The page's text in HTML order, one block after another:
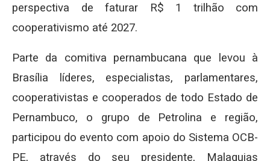
perspectiva de faturar R$ 1 trilhão com
cooperativismo até 2027.
Parte da comitiva pernambucana que levou à
Brasília líderes, especialistas, parlamentares,
cooperativistas e cooperados de todo Estado de
Pernambuco, o grupo de Petrolina e região,
participou do evento com apoio do Sistema OCB-
PE, através do seu presidente, Malaquias